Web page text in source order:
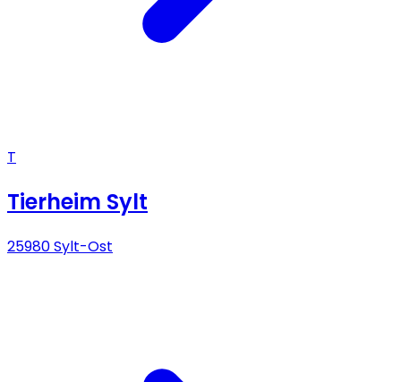
T
Tierheim Sylt
25980 Sylt-Ost